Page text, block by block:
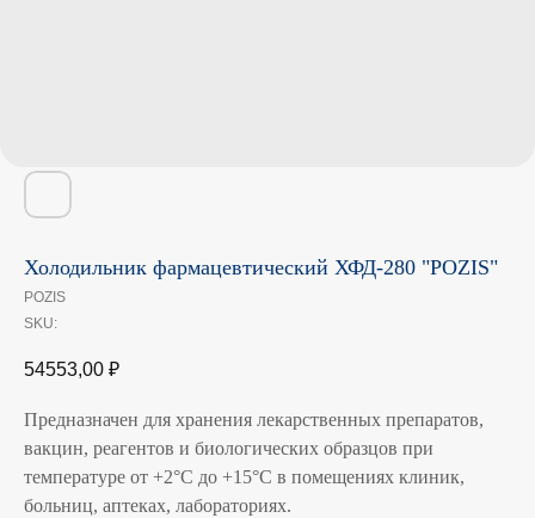
Холодильник фармацевтический ХФД-280 "POZIS"
POZIS
SKU:
54553,00 ₽
Предназначен для хранения лекарственных препаратов,
вакцин, реагентов и биологических образцов при
температуре от +2°C до +15°C в помещениях клиник,
больниц, аптеках, лабораториях.